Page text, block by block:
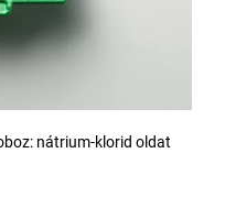
nátrium-klorid oldat